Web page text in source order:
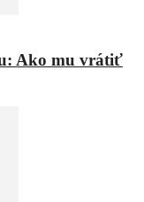
Ako mu vrátiť